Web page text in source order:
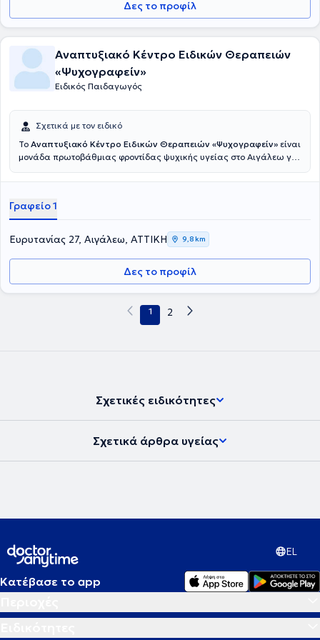
Δες το προφίλ
Αναπτυξιακό Κέντρο Ειδικών Θεραπειών
«Ψυχογραφείν»
Ειδικός Παιδαγωγός
Σχετικά με τον ειδικό
Το Αναπτυξιακό Κέντρο Ειδικών Θεραπειών «Ψυχογραφείν» είναι
μονάδα πρωτοβάθμιας φροντίδας ψυχικής υγείας στο Αιγάλεω για
συναισθηματικές δυσκολίες, ΔΕΠΥ, αυτισμό (ΔΑΦ), νοητική
δυσκολίες, δυσκολίες στο λόγο, σύνδρομο Down κ.α. Στελεχώνεται
από διεπιστημονική ομάδα επαγγελματιών ψυχικής υγείας,
παιδοψυχίατρους (εξωτερικοί συνεργάτες), ψυχίατρους (εξωτερικοί
συνεργάτες), ψυχολόγους, ψυχοθεραπευτές, λογοθεραπευτές,
εργοθεραπευτές, ειδικούς παιδαγωγούς, κοινωνιολόγους -
εγκληματολόγους, σύμβουλους ψυχικής υγείας κλπ. Υπεύθυνη του
«Ψυχογραφείν» είναι η Ψυχολόγος - Ψυχοθεραπεύτρια Μπέττυ
Παιδαγωγός απόφοιτος του τμήματος ΤΕΕΑΠΗ του Πανεπιστημίου
Πατρών, με μεταπτυχιακό στην Ειδική Αγωγή και Εκπαίδευση από
συνεργάζεται με κέντρα ειδικών θεραπειών, αναλαμβάνοντας τα
Γραφείο 1
Ευρυτανίας 27, Αιγάλεω, ΑΤΤΙΚΗ 9,8 km
Δες το προφίλ
1 2
Σχετικές ειδικότητες
Σχετικά άρθρα υγείας
EL
Κατέβασε το app